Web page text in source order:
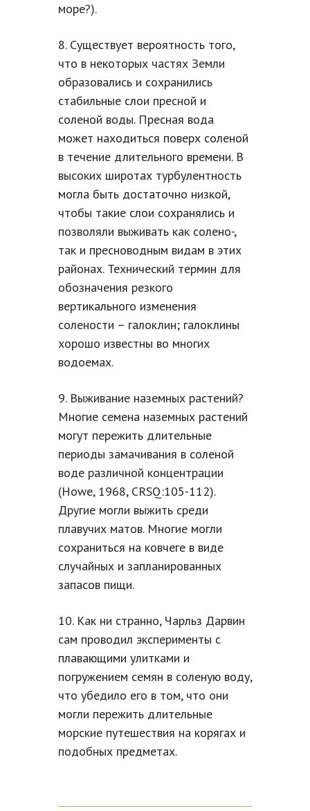
море?).
8. Существует вероятность того,
что в некоторых частях Земли
образовались и сохранились
стабильные слои пресной и
соленой воды. Пресная вода
может находиться поверх соленой
в течение длительного времени. В
высоких широтах турбулентность
могла быть достаточно низкой,
чтобы такие слои сохранялись и
позволяли выживать как солено-,
так и пресноводным видам в этих
районах. Технический термин для
обозначения резкого
вертикального изменения
солености – галоклин; галоклины
хорошо известны во многих
водоемах.
9. Выживание наземных растений?
Многие семена наземных растений
могут пережить длительные
периоды замачивания в соленой
воде различной концентрации
(Howe, 1968, CRSQ:105-112).
Другие могли выжить среди
плавучих матов. Многие могли
сохраниться на ковчеге в виде
случайных и запланированных
запасов пищи.
10. Как ни странно, Чарльз Дарвин
сам проводил эксперименты с
плавающими улитками и
погружением семян в соленую воду,
что убедило его в том, что они
могли пережить длительные
морские путешествия на корягах и
подобных предметах.